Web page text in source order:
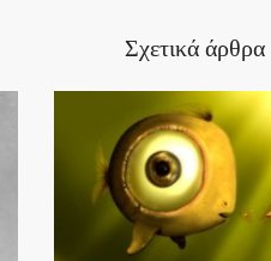
Σχετικά άρθρα